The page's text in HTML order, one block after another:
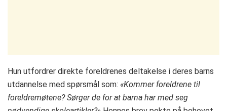
Hun utfordrer direkte foreldrenes deltakelse i deres barns
utdannelse med spørsmål som: «Kommer foreldrene til
foreldremøtene? Sørger de for at barna har med seg